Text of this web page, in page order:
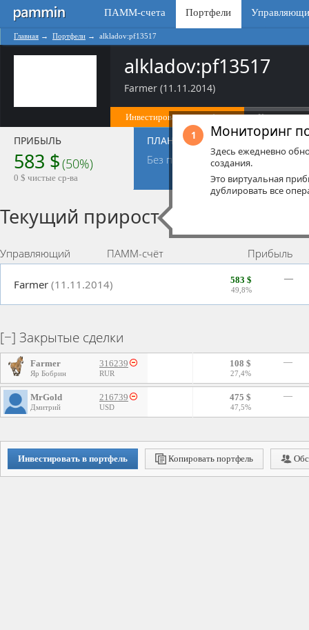
ПАММ-счета Портфели
Главная → Портфели → alkladov:pf13517
alkladov:pf13517
Farmer (11.11.2014)
Инвестировать в портфель Копировать
ПРИБЫЛЬ
583 $(50%)
0 $ чистые ср-ва
ПЛАН
Без плана 34
0
Текущий прирост
Управляющий ПАММ-счёт Прибыль
Farmer (11.11.2014) 583 $
49,8%
—
Закрытые сделки
Farmer
Яр Бобрин
316239
RUR
108 $
27,4%
—
MrGold
Дмитрий
216739
USD
475 $
47,5%
—
Инвестировать в портфель Копировать портфель
1 Мониторинг
Здесь ежедневно
создания.
Это виртуальная
дублировать все